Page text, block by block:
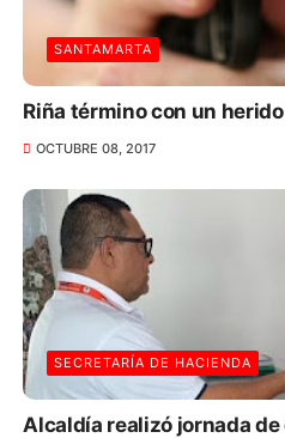
SANTAMARTA
Riña término con un
OCTUBRE 08, 2017
SECRETARÍA DE HACIENDA
Alcaldía realizó jornada